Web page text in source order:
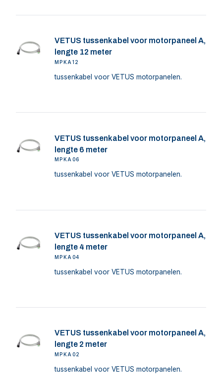
VETUS tussenkabel voor motorpaneel A,
lengte 12 meter
MPKA12
tussenkabel voor VETUS motorpanelen.
VETUS tussenkabel voor motorpaneel A,
lengte 6 meter
MPKA06
tussenkabel voor VETUS motorpanelen.
VETUS tussenkabel voor motorpaneel A,
lengte 4 meter
MPKA04
tussenkabel voor VETUS motorpanelen.
VETUS tussenkabel voor motorpaneel A,
lengte 2 meter
MPKA02
tussenkabel voor VETUS motorpanelen.